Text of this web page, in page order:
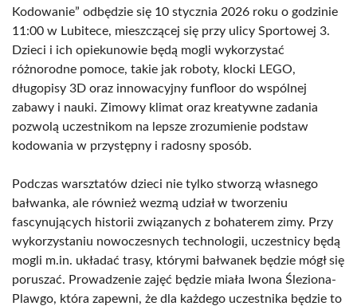
Kodowanie” odbędzie się 10 stycznia 2026 roku o godzinie
11:00 w Lubitece, mieszczącej się przy ulicy Sportowej 3.
Dzieci i ich opiekunowie będą mogli wykorzystać
różnorodne pomoce, takie jak roboty, klocki LEGO,
długopisy 3D oraz innowacyjny funfloor do wspólnej
zabawy i nauki. Zimowy klimat oraz kreatywne zadania
pozwolą uczestnikom na lepsze zrozumienie podstaw
kodowania w przystępny i radosny sposób.
Podczas warsztatów dzieci nie tylko stworzą własnego
bałwanka, ale również wezmą udział w tworzeniu
fascynujących historii związanych z bohaterem zimy. Przy
wykorzystaniu nowoczesnych technologii, uczestnicy będą
mogli m.in. układać trasy, którymi bałwanek będzie mógł się
poruszać. Prowadzenie zajęć będzie miała Iwona Śleziona-
Plawgo, która zapewni, że dla każdego uczestnika będzie to